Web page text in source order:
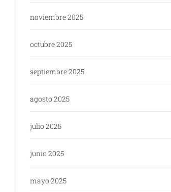
noviembre 2025
octubre 2025
septiembre 2025
agosto 2025
julio 2025
junio 2025
mayo 2025